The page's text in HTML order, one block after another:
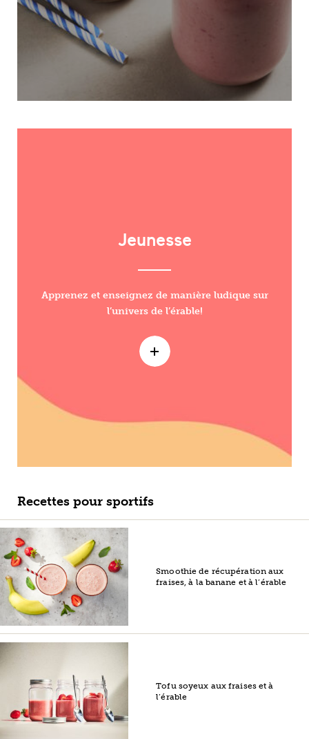
Jeunesse
Apprenez et enseignez de manière ludique sur
l’univers de l’érable!
Recettes pour sportifs
Smoothie de récupération aux
fraises, à la banane et à l’érable
Tofu soyeux aux fraises et à
l’érable